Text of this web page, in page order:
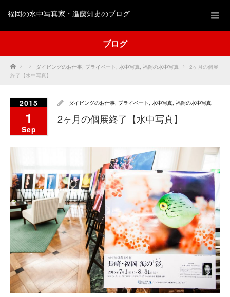
福岡の水中写真家・進藤知史のブログ
ブログ
Home ダイビングのお仕事, プライベート , 水中写真, 福岡の水中写真
2ヶ月の個展
終了【水中写真】
2015
1
Sep
ダイビングのお仕事, プライベート, 水中写真, 福岡の水中写真
2ヶ月の個展終了【水中写真】